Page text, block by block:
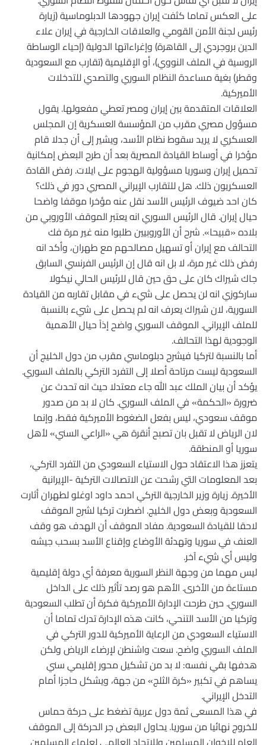
على العكس تماما كثفت إيران جهودها الدبلوماسية (زيارة
رئيس لجنة الأمن القومي والعلاقات الخارجية في إيران علاء
الدين بروجردي إلى القاهرة) وإغراءاتها الدولية (إحياء الوساطة
الروسية في الملف النووي)، أو الإقليمية (تقارب مع السعودية
وقطر) بغية مساعدة النظام السوري والتصدي للتدخلات
الأميركية.
العلاقات المتقدمة بين إيران ومصر تعطي مفعولها. يقول
مسؤول مصري مقرب من المؤسسة العسكرية إن المجلس
العسكري لا يريد سقوط نظام الأسد، ويشير إلى أن جدلا قام
مؤخرا في أوساط القيادة المصرية بعد أن طرح البعض إمكانية
تحميل إيران وسوريا مسؤولية الهجوم على ايلات. رفض القادة
العسكريون ذلك. هل للتقارب الإيراني المصري دور في ذلك؟
كان احد ضيوف الرئيس الأسد نقل عنه مؤخرا موقفا واضحا
حيال إيران. قال الرئيس السوري انه يعتبر الموقف الأوروبي من
بلاده «قبيحا». شرح أن الأوروبيين طلبوا منه غير مرة فك
التحالف مع إيران أو تسهيل مصالحهم مع طهران، وأكد انه
رفض ذلك غير مرة، لا بل انه قال إن الرئيس الفرنسي السابق
جاك شيراك كان على حق حين قال للرئيس الحالي نيكولا
ساركوزي انه لن يحصل على شيء في مقابل تقاربه من القيادة
السورية، لان شيراك يعرف انه لم يحصل على شيء بالنسبة
للملف الإيراني. الموقف السوري واضح إذاً حيال الأهمية
الوجودية لهذا التحالف.
أما بالنسبة لتركيا فيشرح دبلوماسي مقرب من دول الخليج أن
السعودية ليست مرتاحة أصلا إلى التفرد التركي بالملف السوري.
يؤكد أن بيان الملك عبد الله جاء معتدلا حيث انه تحدث عن
ضرورة «الحكمة» في الملف السوري. كان لا بد من صدور
موقف سعودي، ليس بفعل الضغوط الأميركية فقط، وإنما
لان الرياض لا تقبل بان تصبح أنقرة هي «الراعي السني» لأهل
سوريا أو المنطقة.
يتعزز هذا الاعتقاد حول الاستياء السعودي من التفرد التركي،
بعد المعلومات التي رشحت عن الاتصالات التركية -الإيرانية
الأخيرة. زيارة وزير الخارجية التركي احمد داود اوغلو لطهران أثارت
السعودية وبعض دول الخليج. اضطرت تركيا لشرح الموقف
لاحقا للقيادة السعودية. مفاد الموقف أن الهدف هو وقف
العنف في سوريا وتهدئة الأوضاع وإقناع الأسد بسحب جيشه
وليس أي شيء آخر.
ليس مهما من وجهة النظر السورية معرفة أي دولة إقليمية
مستاءة من الأخرى. الأهم هو رصد تأثير ذلك على الداخل
السوري. حين طرحت الإدارة الأميركية فكرة أن تطلب السعودية
وتركيا من الأسد التنحي، كانت هذه الإدارة تدرك تماما أن
الاستياء السعودي من الرعاية الأميركية للدور التركي في
الملف السوري واضح. سعت واشنطن لإرضاء الرياض ولكن
هدفها بقي نفسه: لا بد من تشكيل محور إقليمي سني
يساهم في تكبير «كرة الثلج» من جهة، ويشكل حاجزا أمام
التدخل الإيراني.
في هذا المسعى ثمة دول عربية تضغط على حركة حماس
للخروج نهائيا من سوريا. يحاول البعض جر الحركة إلى الموقف